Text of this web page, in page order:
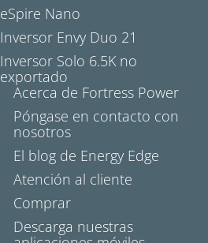
eSpire Nano
Inversor Envy Duo 21
Inversor Solo 6.5K no
exportado
Acerca de Fortress Power
Póngase en contacto con
nosotros
El blog de Energy Edge
Atención al cliente
Comprar
Descarga nuestras